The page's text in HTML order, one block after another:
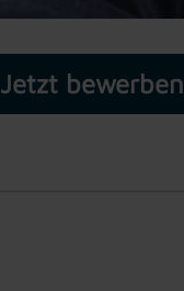
Jetzt bewerben